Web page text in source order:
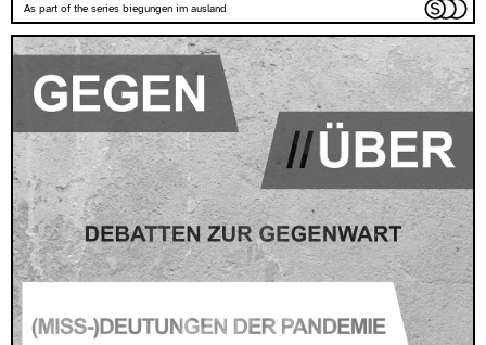
As part of the series biegungen im ausland